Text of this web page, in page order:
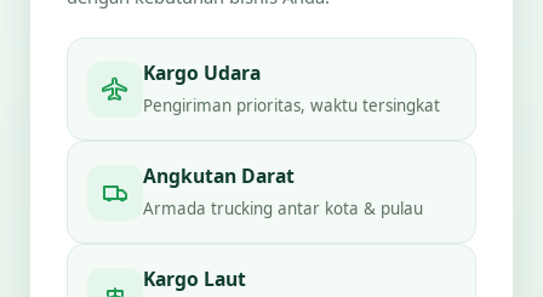
Kargo Udara
Pengiriman prioritas, waktu tersingkat
Angkutan Darat
Armada trucking antar kota & pulau
Kargo Laut